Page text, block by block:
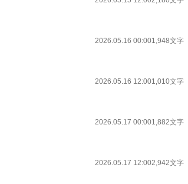
2026.05.16 00:001,948文字
2026.05.16 12:001,010文字
2026.05.17 00:001,882文字
2026.05.17 12:002,942文字